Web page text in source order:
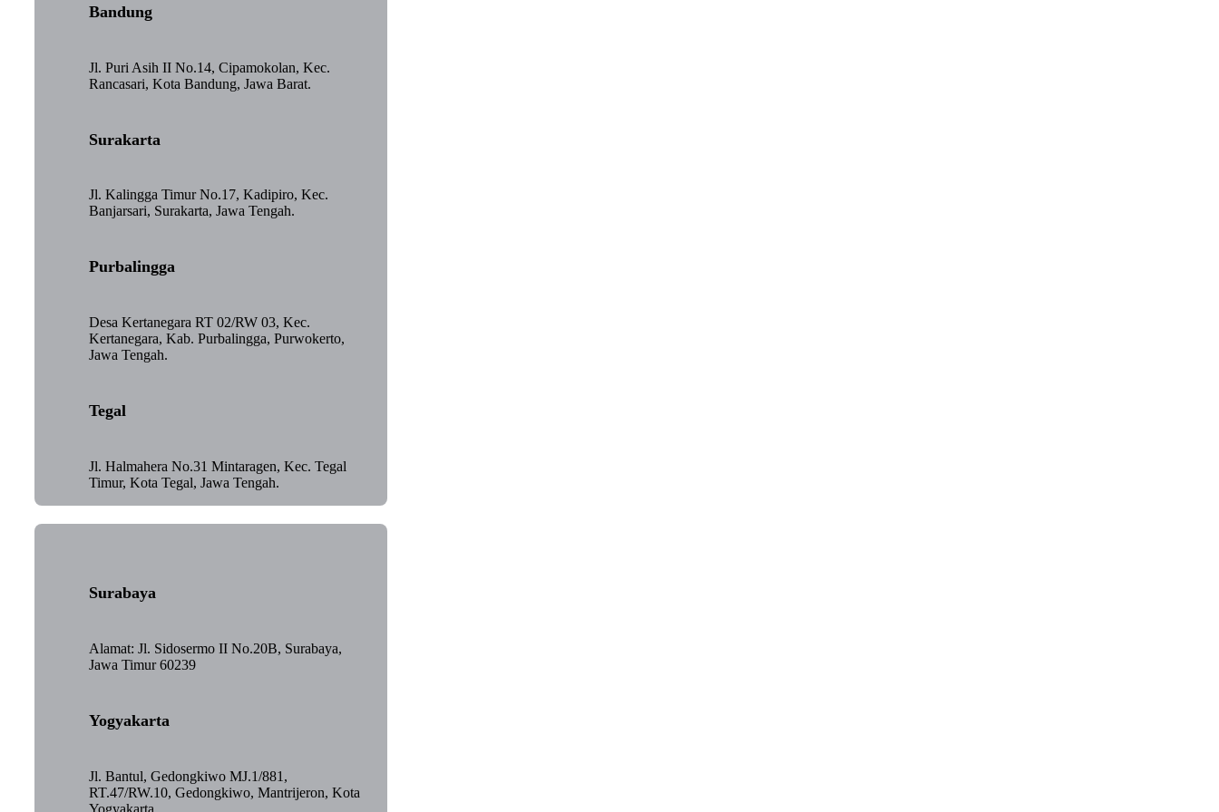
Bandung
Jl. Puri Asih II No.14, Cipamokolan, Kec.
Rancasari, Kota Bandung, Jawa Barat.
Surakarta
Jl. Kalingga Timur No.17, Kadipiro, Kec.
Banjarsari, Surakarta, Jawa Tengah.
Purbalingga
Desa Kertanegara RT 02/RW 03, Kec.
Kertanegara, Kab. Purbalingga, Purwokerto,
Jawa Tengah.
Tegal
Jl. Halmahera No.31 Mintaragen, Kec. Tegal
Timur, Kota Tegal, Jawa Tengah.
Surabaya
Alamat: Jl. Sidosermo II No.20B, Surabaya,
Jawa Timur 60239
Yogyakarta
Jl. Bantul, Gedongkiwo MJ.1/881,
RT.47/RW.10, Gedongkiwo, Mantrijeron, Kota
Yogyakarta.